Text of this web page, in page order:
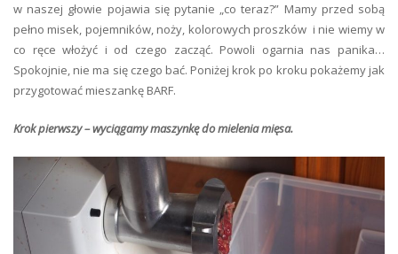
w naszej głowie pojawia się pytanie „co teraz?” Mamy przed sobą
pełno misek, pojemników, noży, kolorowych proszków i nie wiemy w
co ręce włożyć i od czego zacząć. Powoli ogarnia nas panika…
Spokojnie, nie ma się czego bać. Poniżej krok po kroku pokażemy jak
przygotować mieszankę BARF.
Krok pierwszy – wyciągamy maszynkę do mielenia mięsa.